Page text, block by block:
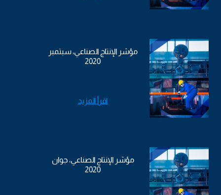
مؤشر الإنتاج الصناعي، سبتمبر
2020
اقرأ المزيد
مؤشر الإنتاج الصناعي، جوان
2020